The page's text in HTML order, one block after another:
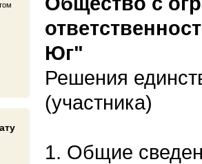
Юг"
Решения
(участника)
1. Общие